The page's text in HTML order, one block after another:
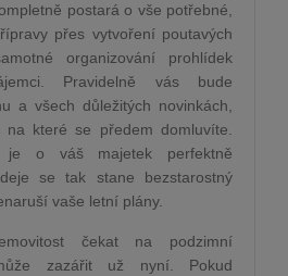
postará o vše potřebné,
přes vytvoření poutavých
organizování prohlídek
Pravidelně vás bude
a všech důležitých novinkách,
které se předem domluvíte.
je o váš majetek perfektně
se tak stane bezstarostný
vaše letní plány.
čekat na podzimní
zazářit už nyní. Pokud